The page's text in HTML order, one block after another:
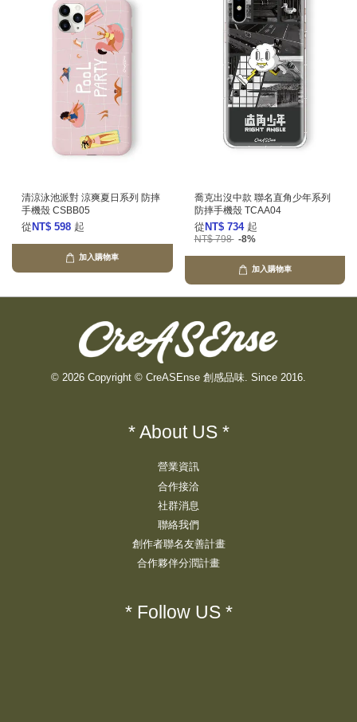
清涼泳池派對 涼爽夏日系列 防摔
手機殼 CSBB05
從 NT$ 598 起
加入購物車
喬克出沒中款 聯名直角少年系列
防摔手機殼 TCAA04
從 NT$ 734 起
NT$ 798 -8%
加入購物車
© 2026 Copyright © CreASEnse 創感品味. Since 2016.
* About US *
營業資訊
合作接洽
社群消息
聯絡我們
創作者聯名友善計畫
合作夥伴分潤計畫
* Follow US *